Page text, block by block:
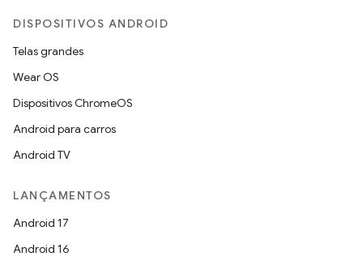
DISPOSITIVOS ANDROID
Telas grandes
Wear OS
Dispositivos ChromeOS
Android para carros
Android TV
LANÇAMENTOS
Android 17
Android 16